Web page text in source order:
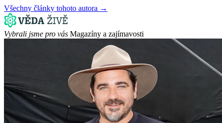
Všechny články tohoto autora →
Vybrali jsme pro vás Magazíny a zajímavosti